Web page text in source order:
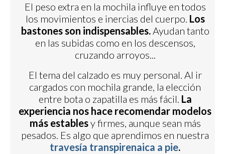
El peso extra en la mochila influye en todos
los movimientos e inercias del cuerpo. Los
bastones son indispensables.Ayudan tanto
en las subidas como en los descensos,
cruzando arroyos...
El tema del calzado es muy personal. Al ir
cargados con mochila grande, la elección
entre bota o zapatilla es más fácil. La
experiencia nos hace recomendar modelos
más establesy firmes, aunque sean más
pesados. Es algo que aprendimos en nuestra
travesía transpirenaica a pie.